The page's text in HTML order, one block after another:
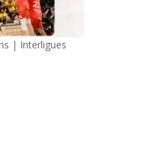
| Interligues